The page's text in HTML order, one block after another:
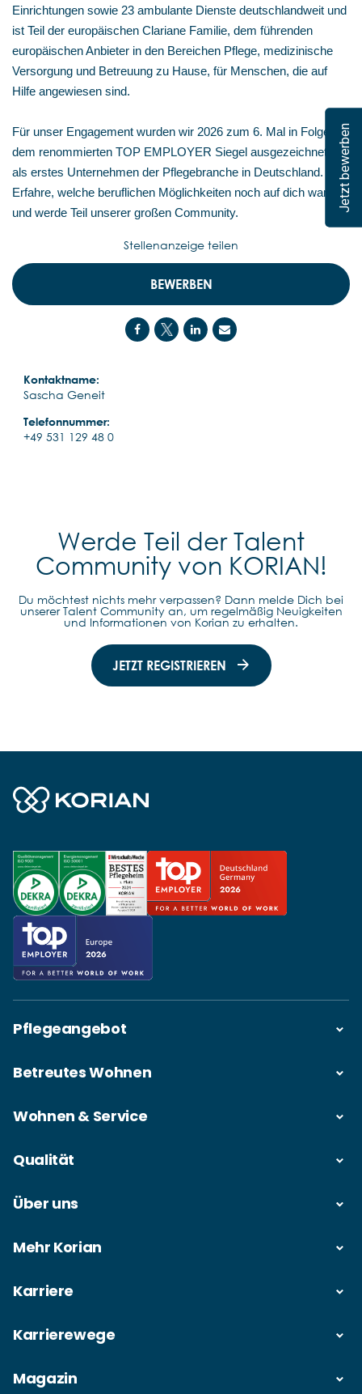
Jetzt bewerben
Einrichtungen sowie 23 ambulante Dienste deutschlandweit und
ist Teil der europäischen Clariane Familie, dem führenden
europäischen Anbieter in den Bereichen Pflege, medizinische
Versorgung und Betreuung zu Hause, für Menschen, die auf
Hilfe angewiesen sind.
Für unser Engagement wurden wir 2026 zum 6. Mal in Folge mit
dem renommierten TOP EMPLOYER Siegel ausgezeichnet –
als erstes Unternehmen der Pflegebranche in Deutschland.
Erfahre, welche beruflichen Möglichkeiten noch auf dich warten,
und werde Teil unserer großen Community.
BEWERBEN
Kontaktname:
Sascha Geneit
Telefonnummer:
+49 531 129 48 0
Stellenanzeige teilen
Werde Teil der Talent
Community von KORIAN!
Du möchtest nichts mehr verpassen? Dann melde Dich bei
unserer Talent Community an, um regelmäßig Neuigkeiten
und Informationen von Korian zu erhalten.
JETZT REGISTRIEREN
Pflegeangebot
Betreutes Wohnen
Wohnen & Service
Qualität
Über uns
Mehr Korian
Karriere
Karrierewege
Magazin